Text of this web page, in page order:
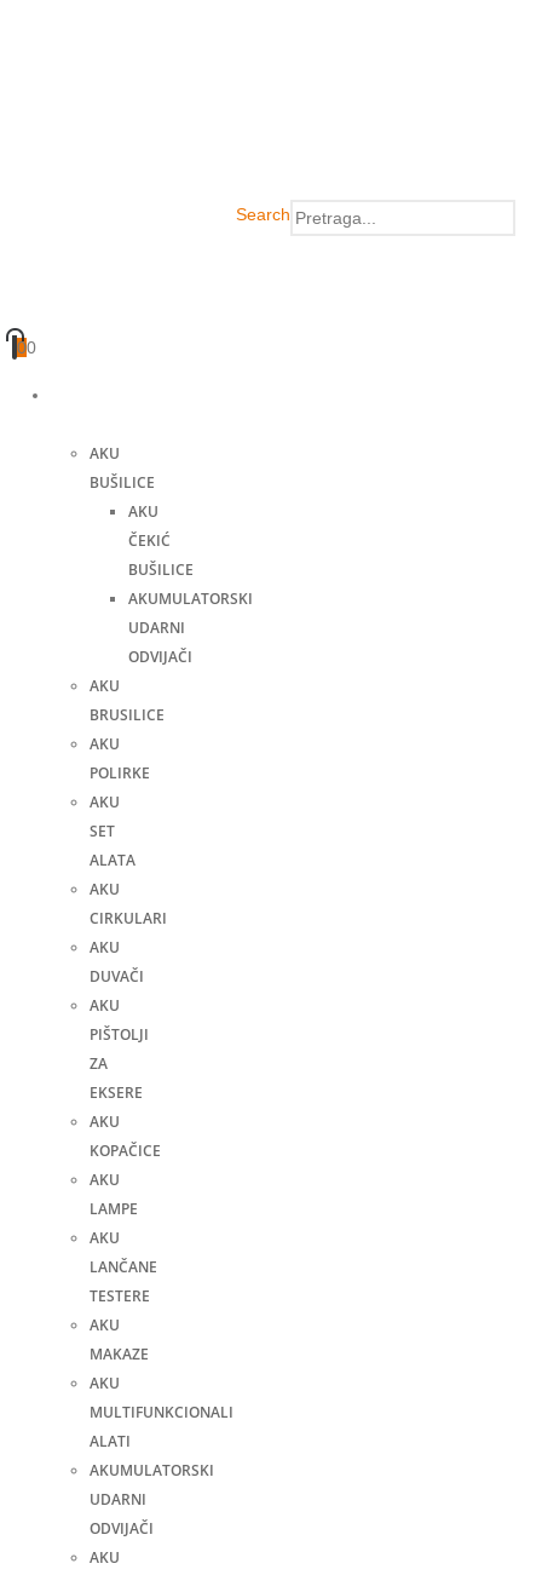
Search
00
AKU
BUŠILICE
AKU
ČEKIĆ
BUŠILICE
AKUMULATORSKI
UDARNI
ODVIJAČI
AKU
BRUSILICE
AKU
POLIRKE
AKU
SET
ALATA
AKU
CIRKULARI
AKU
DUVAČI
AKU
PIŠTOLJI
ZA
EKSERE
AKU
KOPAČICE
AKU
LAMPE
AKU
LANČANE
TESTERE
AKU
MAKAZE
AKU
MULTIFUNKCIONALI
ALATI
AKUMULATORSKI
UDARNI
ODVIJAČI
AKU